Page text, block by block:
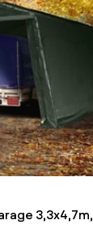
3,3x4,7m,
- (8050)